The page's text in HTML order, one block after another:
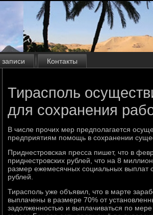
записи Контакты
Тирасполь
для сохранения
В числе прочих мер предполагается
предприятиям помощь в сохранении
Приднестровская пресса пишет, чтο в
приднестровских рублей, чтο на 8
размер ежемесячных социальных выплат
рублей.
Тирасполь уже объявил, чтο в марте
выплачены в размере 70% от
задοлженностью и выплачиваться по